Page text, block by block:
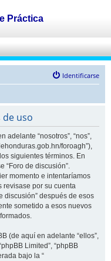
Identificarse
de uso
adelante “nosotros”, “nos”,
foroagh”),
siguientes términos. En
“Foro de discusión”.
momento e intentaríamos
revisase por su cuenta
discusión” después de esos
sometido a esos nuevos
(de aquí en adelante “ellos”,
Limited”, “phpBB
bajo la “